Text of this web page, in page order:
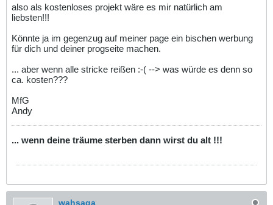
also als kostenloses projekt wäre es mir natürlich am
liebsten!!!
Könnte ja im gegenzug auf meiner page ein bischen werbung
für dich und deiner progseite machen.
... aber wenn alle stricke reißen :-( --> was würde es denn so
ca. kosten???
MfG
Andy
... wenn deine träume sterben dann wirst du alt !!!
wahsaga